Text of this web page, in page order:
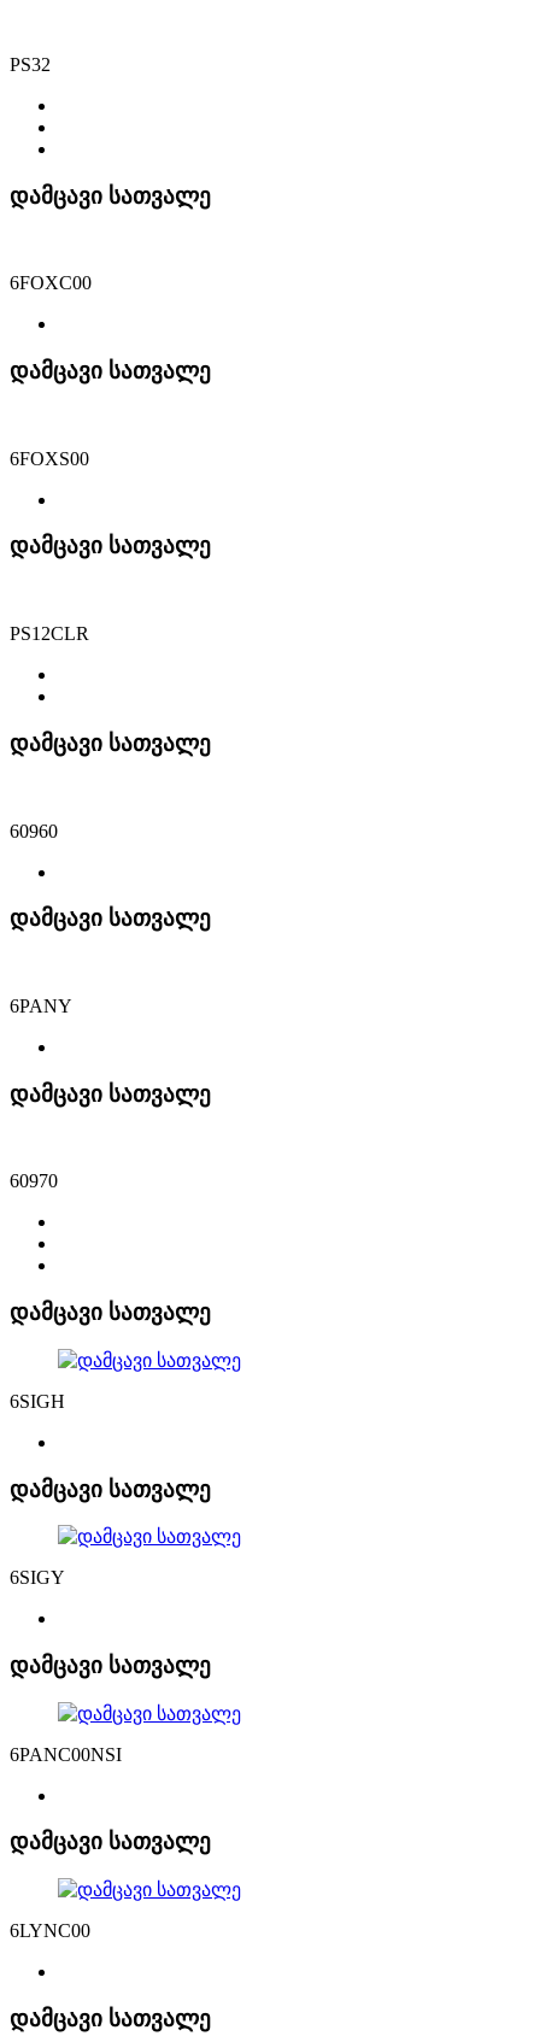
PS32
დამცავი სათვალე
6FOXC00
დამცავი სათვალე
6FOXS00
დამცავი სათვალე
PS12CLR
დამცავი სათვალე
60960
დამცავი სათვალე
6PANY
დამცავი სათვალე
60970
დამცავი სათვალე
6SIGH
დამცავი სათვალე
6SIGY
დამცავი სათვალე
6PANC00NSI
დამცავი სათვალე
6LYNC00
დამცავი სათვალე